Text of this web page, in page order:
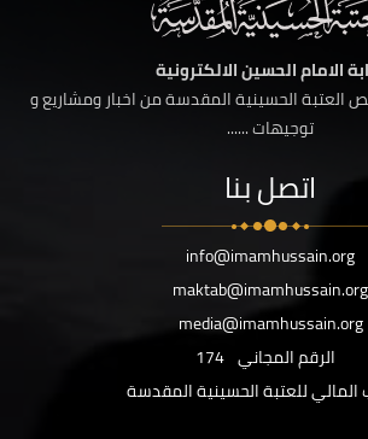
الامام الحسين الالكترونية
العتبة الحسينية المقدسة من اخبار ومشاريع و
توجيهات ......
اتصل بنا
info@imamhussain.org
maktab@imamhussain.org
media@imamhussain.org
الرقم المجاني 174
المالي للعتبة الحسينية المقدسة